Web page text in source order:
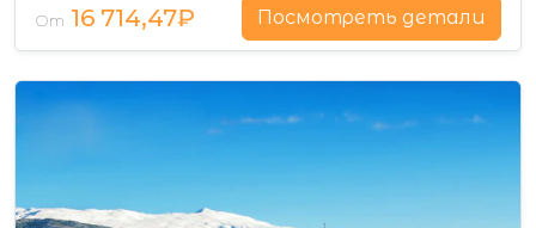
От 16 714,47₽ Посмотреть детали